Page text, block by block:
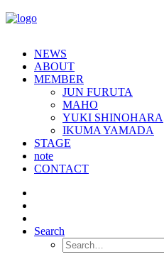
NEWS
ABOUT
MEMBER
JUN FURUTA
MAHO
YUKI SHINOHARA
IKUMA YAMADA
STAGE
note
CONTACT
Search